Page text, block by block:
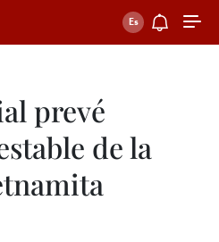
prevé
de la